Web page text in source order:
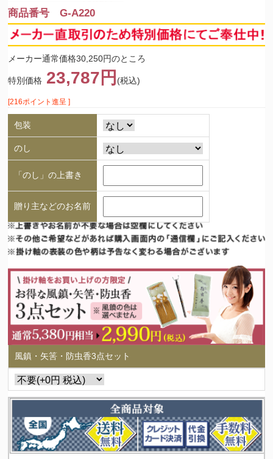
商品番号 G-A220
メーカー通常価格30,250円のところ
特別価格 23,787円 (税込)
[216ポイント進呈 ]
包装
のし
「のし」の上書き
贈り主などのお名前
風鎮・矢筈・防虫香3点セット